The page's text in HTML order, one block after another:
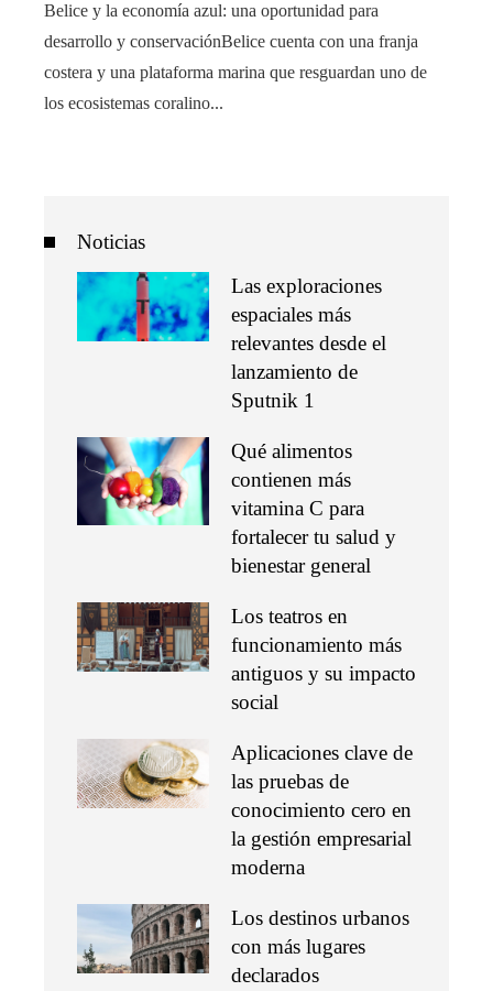
Belice y la economía azul: una oportunidad para
desarrollo y conservaciónBelice cuenta con una franja
costera y una plataforma marina que resguardan uno de
los ecosistemas coralino...
Noticias
Las exploraciones
espaciales más
relevantes desde el
lanzamiento de
Sputnik 1
Qué alimentos
contienen más
vitamina C para
fortalecer tu salud y
bienestar general
Los teatros en
funcionamiento más
antiguos y su impacto
social
Aplicaciones clave de
las pruebas de
conocimiento cero en
la gestión empresarial
moderna
Los destinos urbanos
con más lugares
declarados